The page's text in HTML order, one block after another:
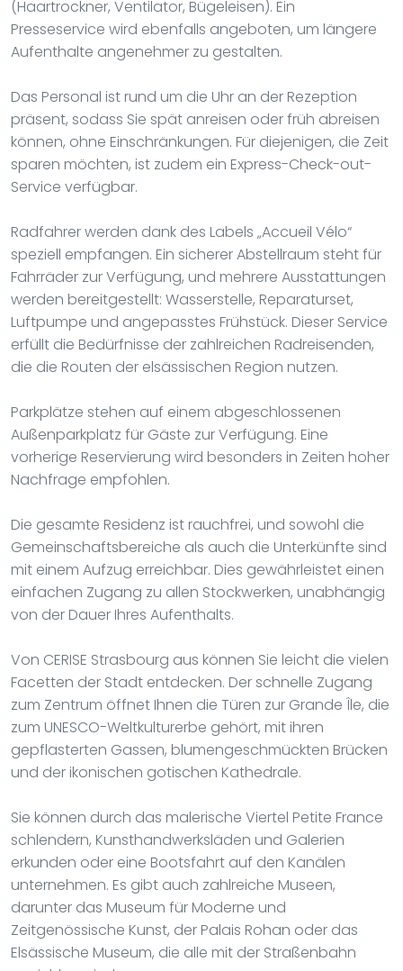
(Haartrockner, Ventilator, Bügeleisen). Ein
Presseservice wird ebenfalls angeboten, um längere
Aufenthalte angenehmer zu gestalten.
Das Personal ist rund um die Uhr an der Rezeption
präsent, sodass Sie spät anreisen oder früh abreisen
können, ohne Einschränkungen. Für diejenigen, die Zeit
sparen möchten, ist zudem ein Express-Check-out-
Service verfügbar.
Radfahrer werden dank des Labels „Accueil Vélo“
speziell empfangen. Ein sicherer Abstellraum steht für
Fahrräder zur Verfügung, und mehrere Ausstattungen
werden bereitgestellt: Wasserstelle, Reparaturset,
Luftpumpe und angepasstes Frühstück. Dieser Service
erfüllt die Bedürfnisse der zahlreichen Radreisenden,
die die Routen der elsässischen Region nutzen.
Parkplätze stehen auf einem abgeschlossenen
Außenparkplatz für Gäste zur Verfügung. Eine
vorherige Reservierung wird besonders in Zeiten hoher
Nachfrage empfohlen.
Die gesamte Residenz ist rauchfrei, und sowohl die
Gemeinschaftsbereiche als auch die Unterkünfte sind
mit einem Aufzug erreichbar. Dies gewährleistet einen
einfachen Zugang zu allen Stockwerken, unabhängig
von der Dauer Ihres Aufenthalts.
Von CERISE Strasbourg aus können Sie leicht die vielen
Facetten der Stadt entdecken. Der schnelle Zugang
zum Zentrum öffnet Ihnen die Türen zur Grande Île, die
zum UNESCO-Weltkulturerbe gehört, mit ihren
gepflasterten Gassen, blumengeschmückten Brücken
und der ikonischen gotischen Kathedrale.
Sie können durch das malerische Viertel Petite France
schlendern, Kunsthandwerksläden und Galerien
erkunden oder eine Bootsfahrt auf den Kanälen
unternehmen. Es gibt auch zahlreiche Museen,
darunter das Museum für Moderne und
Zeitgenössische Kunst, der Palais Rohan oder das
Elsässische Museum, die alle mit der Straßenbahn